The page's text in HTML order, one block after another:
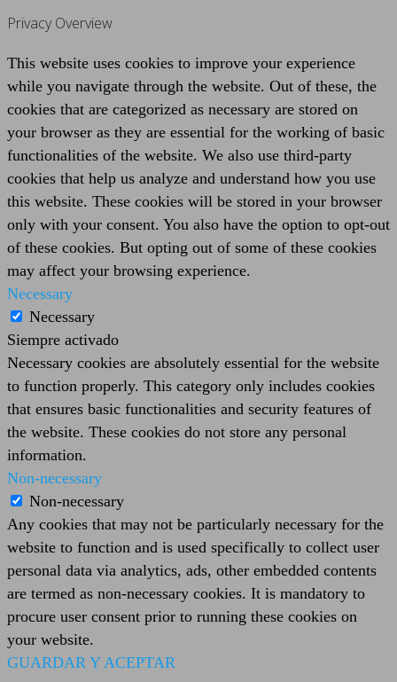
Privacy Overview
This website uses cookies to improve your experience
while you navigate through the website. Out of these, the
cookies that are categorized as necessary are stored on
your browser as they are essential for the working of basic
functionalities of the website. We also use third-party
cookies that help us analyze and understand how you use
this website. These cookies will be stored in your browser
only with your consent. You also have the option to opt-out
of these cookies. But opting out of some of these cookies
may affect your browsing experience.
Necessary
Necessary
Siempre activado
Necessary cookies are absolutely essential for the website
to function properly. This category only includes cookies
that ensures basic functionalities and security features of
the website. These cookies do not store any personal
information.
Non-necessary
Non-necessary
Any cookies that may not be particularly necessary for the
website to function and is used specifically to collect user
personal data via analytics, ads, other embedded contents
are termed as non-necessary cookies. It is mandatory to
procure user consent prior to running these cookies on
your website.
GUARDAR Y ACEPTAR